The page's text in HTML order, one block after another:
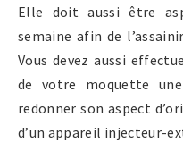
Elle doit aussi être
semaine afin de
Vous devez aussi
de votre moquette
redonner son aspect
d’un appareil injecteur-